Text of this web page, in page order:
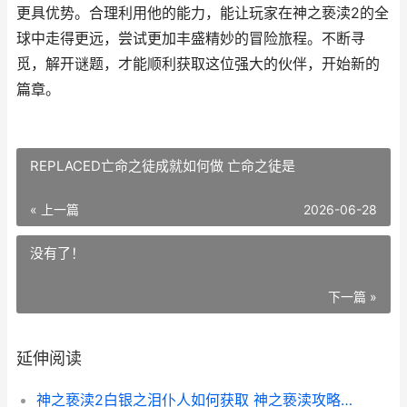
更具优势。合理利用他的能力，能让玩家在神之亵渎2的全
球中走得更远，尝试更加丰盛精妙的冒险旅程。不断寻
觅，解开谜题，才能顺利获取这位强大的伙伴，开始新的
篇章。
REPLACED亡命之徒成就如何做 亡命之徒是
« 上一篇 2026-06-28
没有了！
下一篇 »
延伸阅读
神之亵渎2白银之泪仆人如何获取 神之亵渎攻略顺序